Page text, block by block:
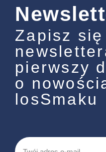
Zapisz się
pierwszy
o
losSmaku